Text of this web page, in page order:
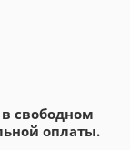
свободном
оплаты.